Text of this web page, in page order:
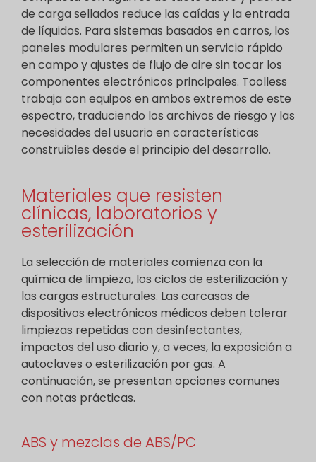
de carga sellados reduce las caídas y la entrada
de líquidos. Para sistemas basados en carros, los
paneles modulares permiten un servicio rápido
en campo y ajustes de flujo de aire sin tocar los
componentes electrónicos principales. Toolless
trabaja con equipos en ambos extremos de este
espectro, traduciendo los archivos de riesgo y las
necesidades del usuario en características
construibles desde el principio del desarrollo.
Materiales que resisten
clínicas, laboratorios y
esterilización
La selección de materiales comienza con la
química de limpieza, los ciclos de esterilización y
las cargas estructurales. Las carcasas de
dispositivos electrónicos médicos deben tolerar
limpiezas repetidas con desinfectantes,
impactos del uso diario y, a veces, la exposición a
autoclaves o esterilización por gas. A
continuación, se presentan opciones comunes
con notas prácticas.
ABS y mezclas de ABS/PC